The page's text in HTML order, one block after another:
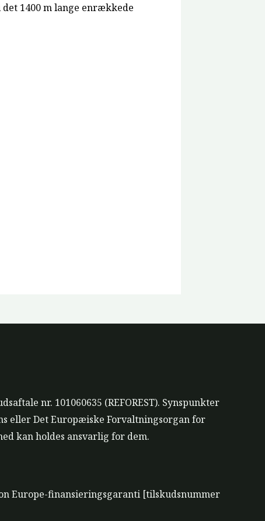
1400 m lange enrækkede
nr. 101060635 (REFOREST). Synspunkter
eller Det Europæiske Forvaltningsorgan for
kan holdes ansvarlig for dem.
Europe-finansieringsgaranti [tilskudsnummer